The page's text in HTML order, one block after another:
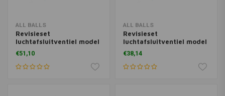
ALL BALLS
Revisieset
luchtafsluitventiel model
46-4037
€51,10
ALL BALLS
Revisieset
luchtafsluitventiel model
46-4030
€38,14